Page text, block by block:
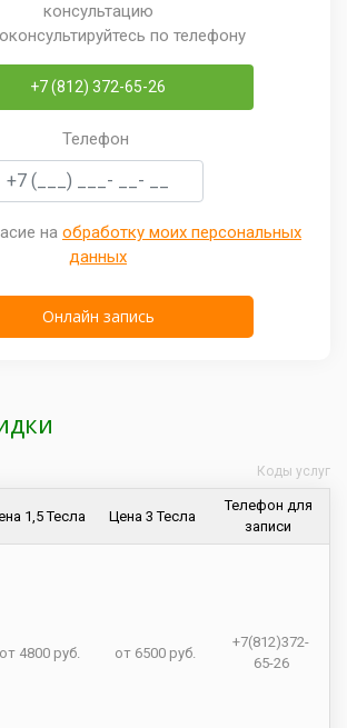
консультацию
по телефону
+7 (812) 372-65-26
Телефон
на обработку моих персональных
данных
1,5 Тесла Цена 3 Тесла
Телефон для
записи
от 4800 руб. от 6500 руб.
+7(812)372-
65-26
Коды услуг